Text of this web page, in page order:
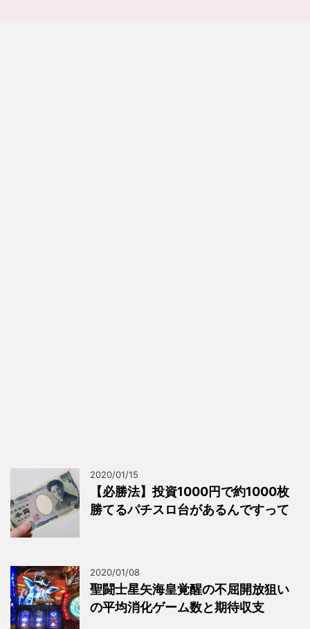
2020/01/15
【必勝法】投資1000円で約1000枚
勝てるパチスロ台があるんですって
2020/01/08
聖闘士星矢海皇覚醒の不屈開放狙い
の平均消化ゲーム数と期待収支